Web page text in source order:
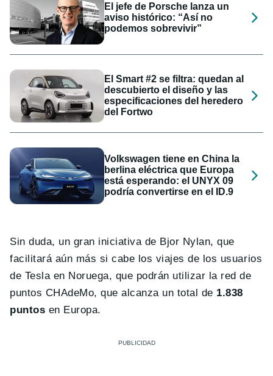
El jefe de Porsche lanza un
aviso histórico: “Así no
podemos sobrevivir”
El Smart #2 se filtra: quedan al
descubierto el diseño y las
especificaciones del heredero
del Fortwo
Volkswagen tiene en China la
berlina eléctrica que Europa
está esperando: el UNYX 09
podría convertirse en el ID.9
Sin duda, un gran iniciativa de Bjor Nylan, que
facilitará aún más si cabe los viajes de los usuarios
de Tesla en Noruega, que podrán utilizar la red de
puntos CHAdeMo, que alcanza un total de 1.838
puntos en Europa.